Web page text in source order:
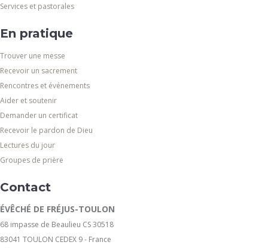
Services et pastorales
En pratique
Trouver une messe
Recevoir un sacrement
Rencontres et événements
Aider et soutenir
Demander un certificat
Recevoir le pardon de Dieu
Lectures du jour
Groupes de prière
Contact
ÉVÊCHÉ DE FRÉJUS-TOULON
68 impasse de Beaulieu CS 30518
83041 TOULON CEDEX 9 - France